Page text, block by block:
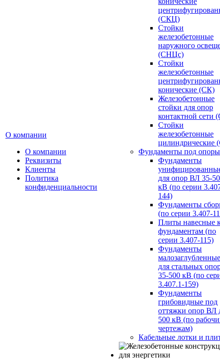
О компании
О компании
Реквизиты
Клиенты
Политика
конфиденциальности
(СКЦ)
Стойки
железобетонные
наружного
(СНЦс)
Стойки
железобетонные
конические (СК)
Железобетонные
стойки для опор
контактной сети
Стойки
железобетонные
цилиндрические
Фундаменты под опоры
Фундаменты
для опор ВЛ 35-
кВ (по серии
144)
Фундаменты
(по серии 3.407-
Плиты навесные
фундаментам (по
серии 3.407-115)
Фундаменты
малозаглубленные
для стальных
35-500 кВ (по
3.407.1-159)
Фундаменты
грибовидные под
оттяжки опор ВЛ
500 кВ (по
чертежам)
Кабельные лотки и